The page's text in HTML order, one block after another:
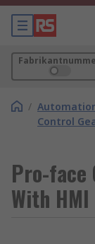
/
Control
Pro-face
With